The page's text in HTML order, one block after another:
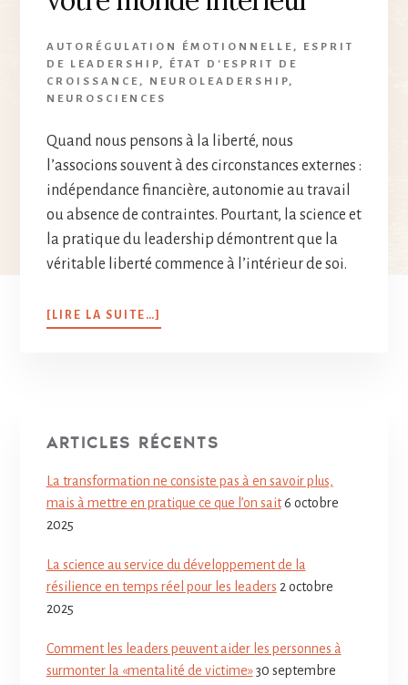
AUTORÉGULATION ÉMOTIONNELLE ,
ESPRIT
DE LEADERSHIP,
ÉTAT D'ESPRIT DE
CROISSANCE , NEUROLEADERSHIP,
NEUROSCIENCES
Quand nous pensons à la liberté, nous
l’associons souvent à des circonstances externes :
indépendance financière, autonomie au travail
ou absence de contraintes. Pourtant, la science et
la pratique du leadership démontrent que la
véritable liberté commence à l’intérieur de soi.
[LIRE LA SUITE…]
ARTICLES RÉCENTS
La transformation ne consiste pas à en savoir plus,
mais à mettre en pratique ce que l’on sait 6 octobre
2025
La science au service du développement de la
résilience en temps réel pour les leaders 2 octobre
2025
Comment les leaders peuvent aider les personnes à
surmonter la «mentalité de victime» 30 septembre